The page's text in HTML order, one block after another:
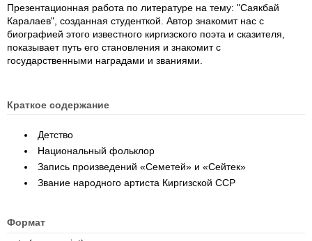
Презентационная работа по литературе на тему: "Саякбай
Каралаев", созданная студенткой. Автор знакомит нас с
биографией этого известного киргизского поэта и сказителя,
показывает путь его становления и знакомит с
государственными наградами и званиями.
Краткое содержание
Детство
Национальный фольклор
Запись произведений «Семетей» и «Сейтек»
Звание народного артиста Киргизской ССР
Формат